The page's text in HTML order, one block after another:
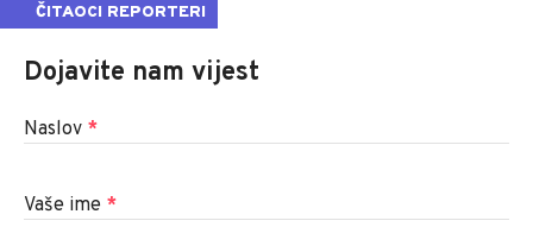
ČITAOCI REPORTERI
Dojavite nam vijest
Naslov *
Vaše ime *